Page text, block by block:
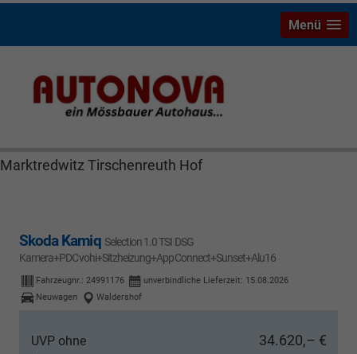
Skoda Kamiq Bayreuth Nützel Mössbauer Autonova
Brucker Räthel MGS Autohaus günstig Finanzierung
Marktredwitz Tirschenreuth Hof
Menü
Skoda Kamiq Selection 1.0 TSI DSG
Kamera+PDCvohi+Sitzheizung+AppConnect+Sunset+Alu16
Fahrzeugnr.: 24991176 unverbindliche Lieferzeit: 15.08.2026
Neuwagen
Waldershof
UVP ohne
34.620,– €